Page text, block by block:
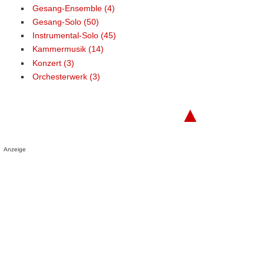
Gesang-Ensemble (4)
Gesang-Solo (50)
Instrumental-Solo (45)
Kammermusik (14)
Konzert (3)
Orchesterwerk (3)
▲
Anzeige